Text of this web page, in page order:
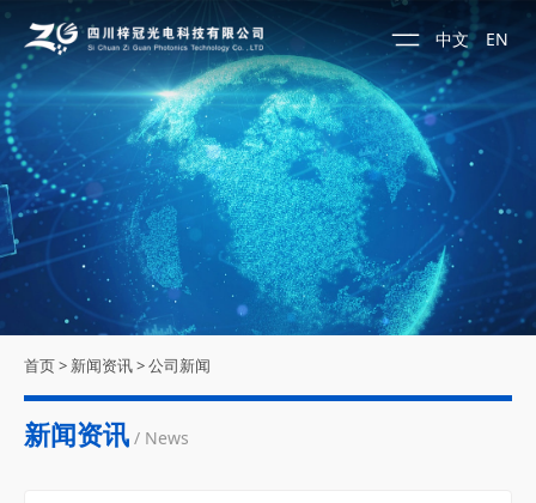
中文 EN
首页> 新闻资讯>公司新闻
新闻资讯 / News